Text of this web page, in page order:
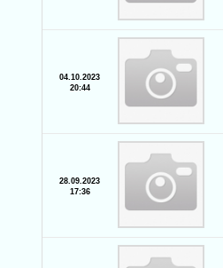
04.10.2023
20:44
28.09.2023
17:36